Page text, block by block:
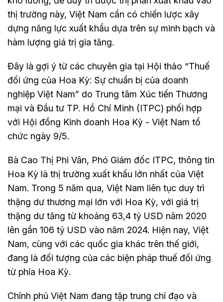
thị trường này, Việt Nam cần có chiến lược xây
dựng năng lực xuất khẩu dựa trên sự minh bạch và
hàm lượng giá trị gia tăng.
Đây là gợi ý từ các chuyên gia tại Hội thảo “Thuế
đối ứng của Hoa Kỳ: Sự chuẩn bị của doanh
nghiệp Việt Nam” do Trung tâm Xúc tiến Thương
mại và Đầu tư TP. Hồ Chí Minh (ITPC) phối hợp
với Hội đồng Kinh doanh Hoa Kỳ - Việt Nam tổ
chức ngày 9/5.
Bà Cao Thị Phi Vân, Phó Giám đốc ITPC, thông tin
Hoa Kỳ là thị trường xuất khẩu lớn nhất của Việt
Nam. Trong 5 năm qua, Việt Nam liên tục duy trì
thặng dư thương mại lớn với Hoa Kỳ, với giá trị
thặng dư tăng từ khoảng 63,4 tỷ USD năm 2020
lên gần 106 tỷ USD vào năm 2024. Hiện nay, Việt
Nam, cùng với các quốc gia khác trên thế giới,
đang là đối tượng của các biện pháp thuế đối ứng
từ phía Hoa Kỳ.
Chính phủ Việt Nam đang tập trung chỉ đạo và